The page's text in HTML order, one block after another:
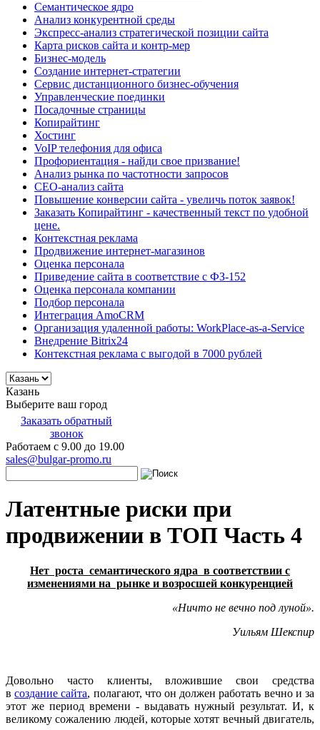
Семантическое ядро
Анализ конкурентной среды
Экспресс-анализ стратегической позиции сайта
Карта рисков сайта и контр-мер
Бизнес-модель
Создание интернет-стратегии
Сервис дистанционного бизнес-обучения
Управленческие поединки
Посадочные страницы
Копирайтинг
Хостинг
VoIP телефония для офиса
Профориентация - найди свое призвание!
Анализ рынка по частотности запросов
СЕО-анализ сайта
Повышение конверсии сайта - увеличь поток заявок!
Заказать Копирайтинг - качественный текст по удобной
цене.
Контекстная реклама
Продвижение интернет-магазинов
Оценка персонала
Приведение сайта в соответствие с ФЗ-152
Оценка персонала компании
Подбор персонала
Интеграция AmoCRM
Организация удаленной работы: WorkPlace-as-a-Service
Внедрение Bitrix24
Контекстная реклама с выгодой в 7000 рублей
Казань
Выберите ваш город
Заказать обратный
звонок
Работаем с 9.00 до 19.00
sales@bulgar-promo.ru
Латентные риски при
продвижении в ТОП Часть 4
Нет роста семантического ядра в соответствии с
изменениями на рынке и возросшей конкуренцией
«Ничто не вечно под луной».
Уильям Шекспир
Довольно часто клиенты, вложившие свои средства
всоздание сайта, полагают, что он должен работать вечно и за
этот же период времени - выдавать нужный результат. И, к
великому сожалению людей, которые хотят вечный двигатель,